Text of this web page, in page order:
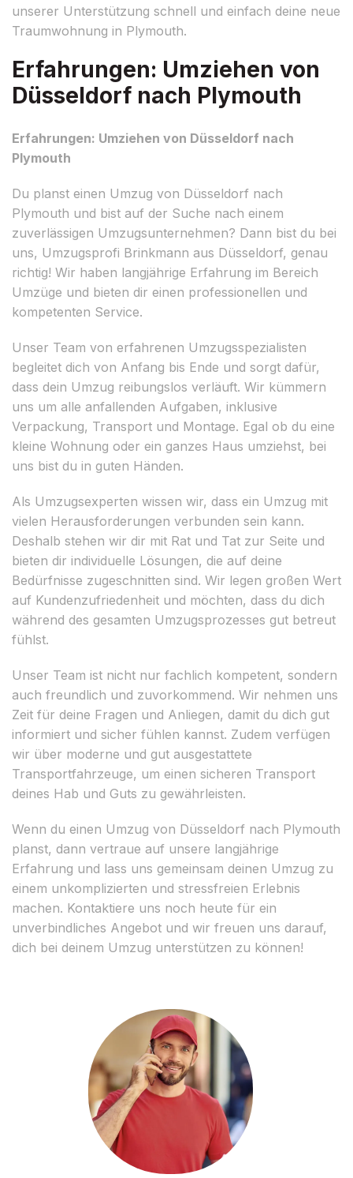
unserer Unterstützung schnell und einfach deine neue
Traumwohnung in Plymouth.
Erfahrungen: Umziehen von
Düsseldorf nach Plymouth
Erfahrungen: Umziehen von Düsseldorf nach
Plymouth
Du planst einen Umzug von Düsseldorf nach
Plymouth und bist auf der Suche nach einem
zuverlässigen Umzugsunternehmen? Dann bist du bei
uns, Umzugsprofi Brinkmann aus Düsseldorf, genau
richtig! Wir haben langjährige Erfahrung im Bereich
Umzüge und bieten dir einen professionellen und
kompetenten Service.
Unser Team von erfahrenen Umzugsspezialisten
begleitet dich von Anfang bis Ende und sorgt dafür,
dass dein Umzug reibungslos verläuft. Wir kümmern
uns um alle anfallenden Aufgaben, inklusive
Verpackung, Transport und Montage. Egal ob du eine
kleine Wohnung oder ein ganzes Haus umziehst, bei
uns bist du in guten Händen.
Als Umzugsexperten wissen wir, dass ein Umzug mit
vielen Herausforderungen verbunden sein kann.
Deshalb stehen wir dir mit Rat und Tat zur Seite und
bieten dir individuelle Lösungen, die auf deine
Bedürfnisse zugeschnitten sind. Wir legen großen Wert
auf Kundenzufriedenheit und möchten, dass du dich
während des gesamten Umzugsprozesses gut betreut
fühlst.
Unser Team ist nicht nur fachlich kompetent, sondern
auch freundlich und zuvorkommend. Wir nehmen uns
Zeit für deine Fragen und Anliegen, damit du dich gut
informiert und sicher fühlen kannst. Zudem verfügen
wir über moderne und gut ausgestattete
Transportfahrzeuge, um einen sicheren Transport
deines Hab und Guts zu gewährleisten.
Wenn du einen Umzug von Düsseldorf nach Plymouth
planst, dann vertraue auf unsere langjährige
Erfahrung und lass uns gemeinsam deinen Umzug zu
einem unkomplizierten und stressfreien Erlebnis
machen. Kontaktiere uns noch heute für ein
unverbindliches Angebot und wir freuen uns darauf,
dich bei deinem Umzug unterstützen zu können!